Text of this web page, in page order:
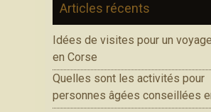
Articles récents
Idées de visites pour un
en Corse
Quelles sont les activités pour
personnes âgées conseillées